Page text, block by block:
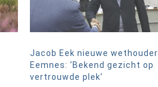
Jacob Eek nieuwe wethouder
Eemnes: ‘Bekend gezicht op
vertrouwde plek’